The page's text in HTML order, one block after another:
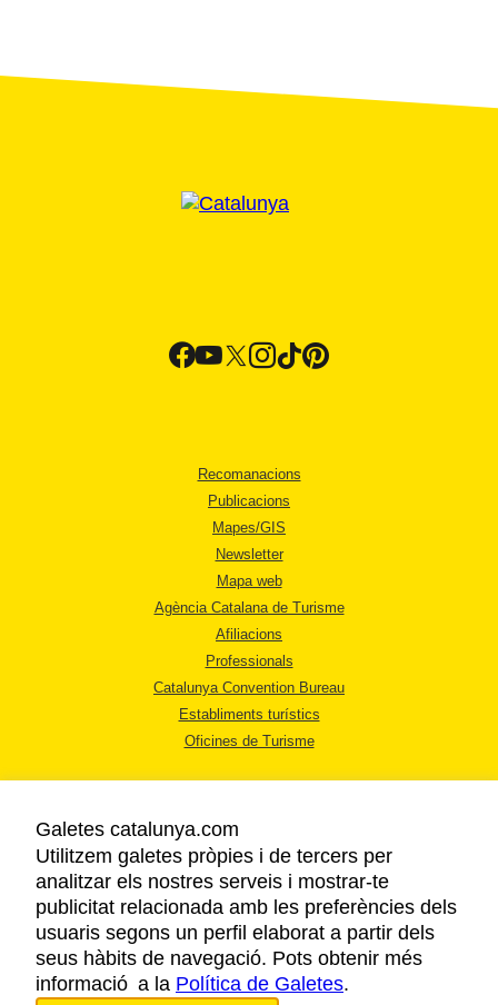
Recomanacions
Publicacions
Mapes/GIS
Newsletter
Mapa web
Agència Catalana de Turisme
Afiliacions
Professionals
Catalunya Convention Bureau
Establiments turístics
Oficines de Turisme
AVÍS LEGAL
POLÍTICA DE PRIVACITAT
COOKIES
ACCESSIBILITAT
Galetes catalunya.com
Utilitzem galetes pròpies i de tercers per
analitzar els nostres serveis i mostrar-te
publicitat relacionada amb les preferències dels
usuaris segons un perfil elaborat a partir dels
seus hàbits de navegació. Pots obtenir més
informació a la Política de Galetes.